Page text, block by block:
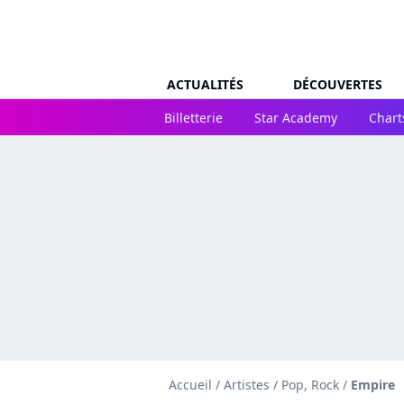
ACTUALITÉS
DÉCOUVERTES
Billetterie
Star Academy
Accueil / Artistes / Pop, Rock / Empire